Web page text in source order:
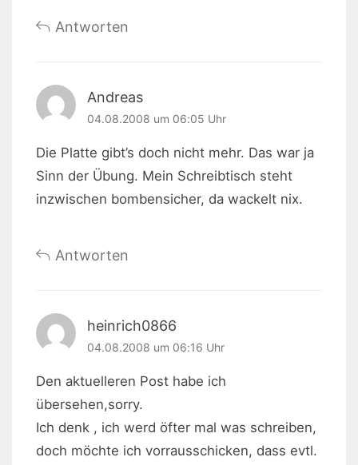
Antworten
Andreas
04.08.2008 um 06:05 Uhr
Die Platte gibt’s doch nicht mehr. Das war ja
Sinn der Übung. Mein Schreibtisch steht
inzwischen bombensicher, da wackelt nix.
Antworten
heinrich0866
04.08.2008 um 06:16 Uhr
Den aktuelleren Post habe ich
übersehen,sorry.
Ich denk , ich werd öfter mal was schreiben,
doch möchte ich vorrausschicken, dass evtl.